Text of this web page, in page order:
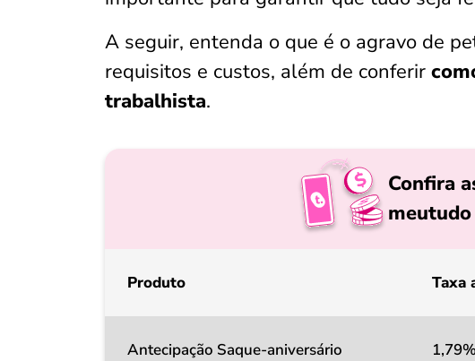
A seguir, entenda o que é o agravo de
requisitos e custos, além de conferir
trabalhista.
Confira
Produto Taxa
Antecipação Saque-aniversário